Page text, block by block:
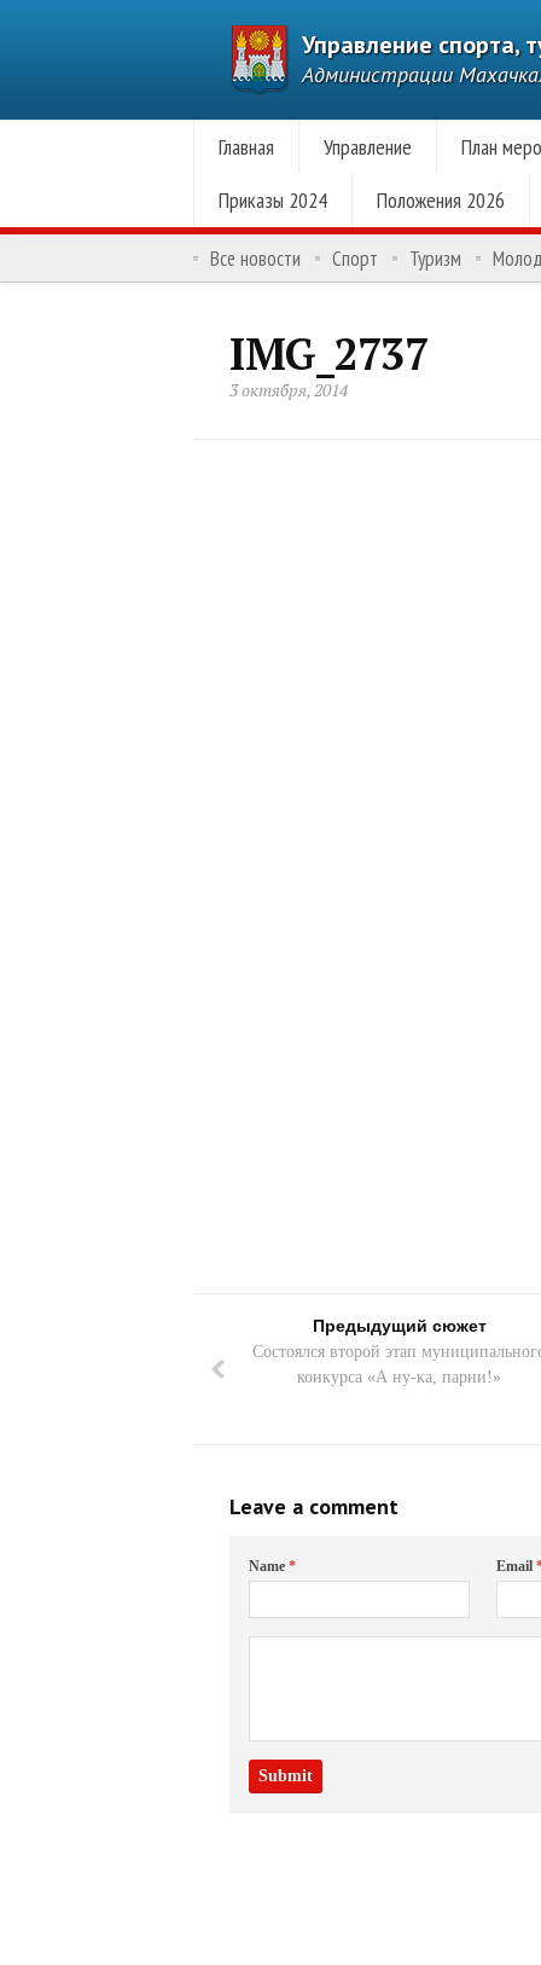
Управление спорта,
Администрации
Главная Управление План
Приказы 2024
Положения 2026
Все новости Спорт Туризм
IMG_2737
3 октября, 2014
Предыдущий сюжет
Состоялся второй этап
конкурса «А ну-ка, парни!»
Leave a comment
Name* Email